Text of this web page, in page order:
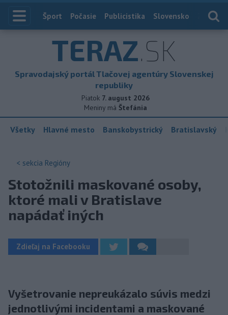
Index
Šport Počasie Publicistika Slovensko
TERAZ.SK
Spravodajský portál Tlačovej agentúry Slovenskej
republiky
Piatok 7. august 2026
Meniny má Štefánia
Všetky Hlavné mesto Banskobystrický Bratislavský
< sekcia Regióny
Stotožnili maskované osoby,
ktoré mali v Bratislave
napádať iných
Zdieľaj na Facebooku
Vyšetrovanie nepreukázalo súvis medzi
jednotlivými incidentami a maskované